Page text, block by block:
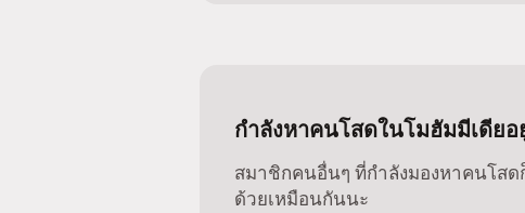
กำลังหาคนโสดในโมฮัมมีเดียอ
สมาชิกคนอื่นๆ ที่กำลังมองหาคนโสด
ด้วยเหมือนกันนะ